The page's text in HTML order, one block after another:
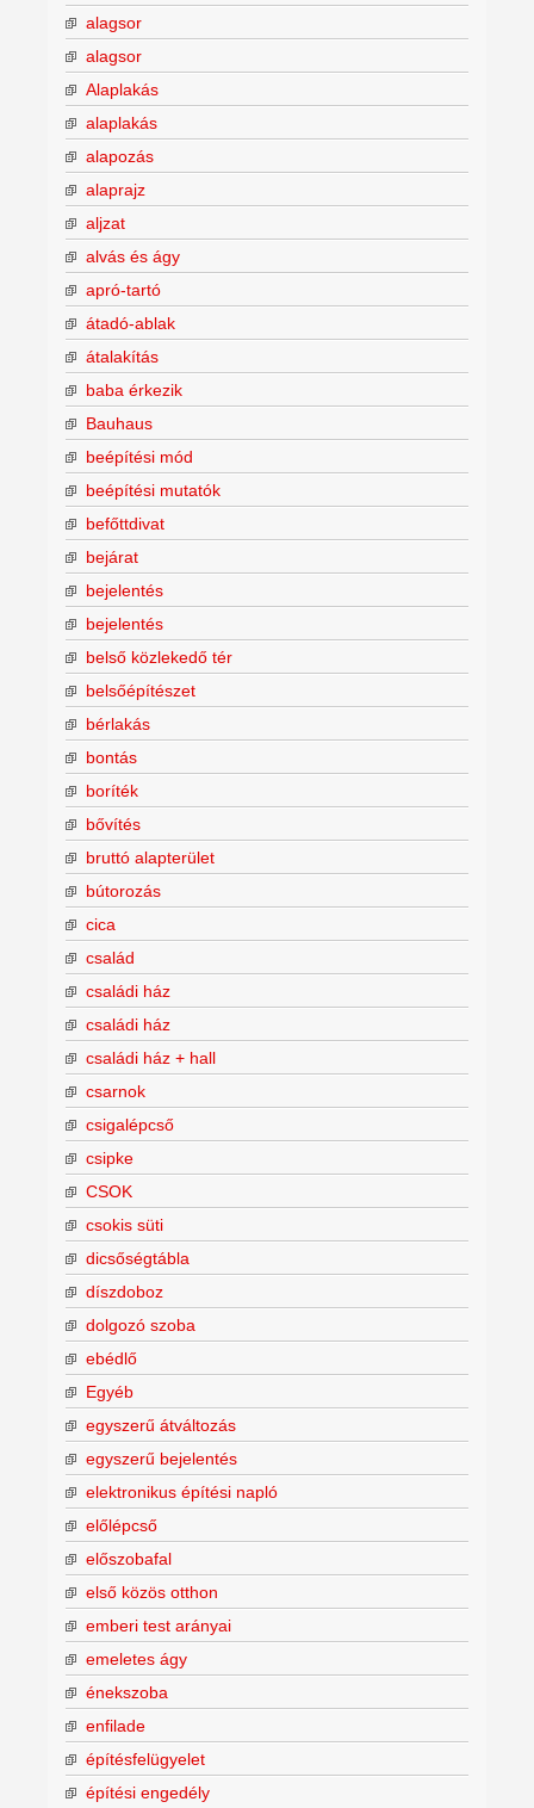
alagsor
alagsor
Alaplakás
alaplakás
alapozás
alaprajz
aljzat
alvás és ágy
apró-tartó
átadó-ablak
átalakítás
baba érkezik
Bauhaus
beépítési mód
beépítési mutatók
befőttdivat
bejárat
bejelentés
bejelentés
belső közlekedő tér
belsőépítészet
bérlakás
bontás
boríték
bővítés
bruttó alapterület
bútorozás
cica
család
családi ház
családi ház
családi ház + hall
csarnok
csigalépcső
csipke
CSOK
csokis süti
dicsőségtábla
díszdoboz
dolgozó szoba
ebédlő
Egyéb
egyszerű átváltozás
egyszerű bejelentés
elektronikus építési napló
előlépcső
előszobafal
első közös otthon
emberi test arányai
emeletes ágy
énekszoba
enfilade
építésfelügyelet
építési engedély